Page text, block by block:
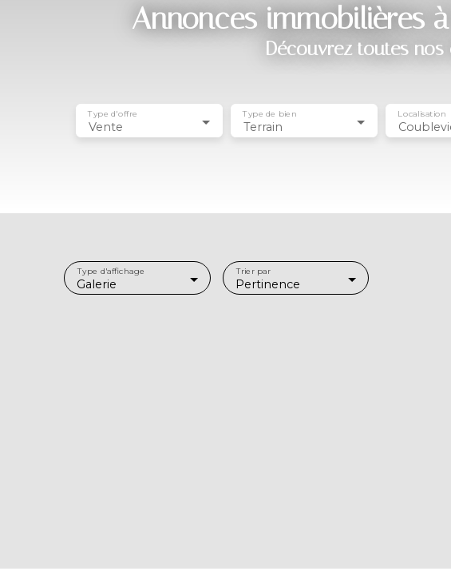
Annonces immobilières
Découvrez toutes
Vente
Type d'offre
Terrain
Type de bien Localisation
Galerie
Type d'affichage
Pertinence
Trier par